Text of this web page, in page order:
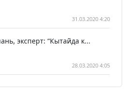
31.03.2020 4:20
эксперт: “Кытайда к...
28.03.2020 4:05